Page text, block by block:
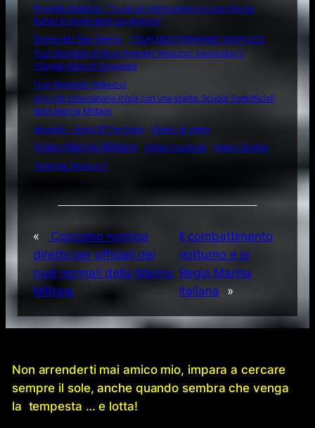
Progetto didattico: “Tu sei un intero oceano in una goccia.
Rompi le pareti della tua prigione”
Storia del San Marco
TOUR MEDITERRANEO VESPUCCI
Tour Mondiale di Nave Amerigo Vespucci: inaugurato il
Villaggio Italia di Singapore
Tour Mondiale Vespucci
Una vita straordinaria inizia con una scelta: Scuola Sottufficiali
della Marina Militare
Vangelis – Song Of The Seas
Video di mare
Video Marina Militare Video musicali
Video Soldini
“Amerigo Vespucci”
«
Concorso nomina
diretta per ufficiali dei
ruoli normali della Marina
Militare
Il combattimento
notturno e la
Regia Marina
Italiana
»
Non arrenderti mai amico mio, impara a cercare
sempre il sole, anche quando sembra che venga
la tempesta … e lotta!